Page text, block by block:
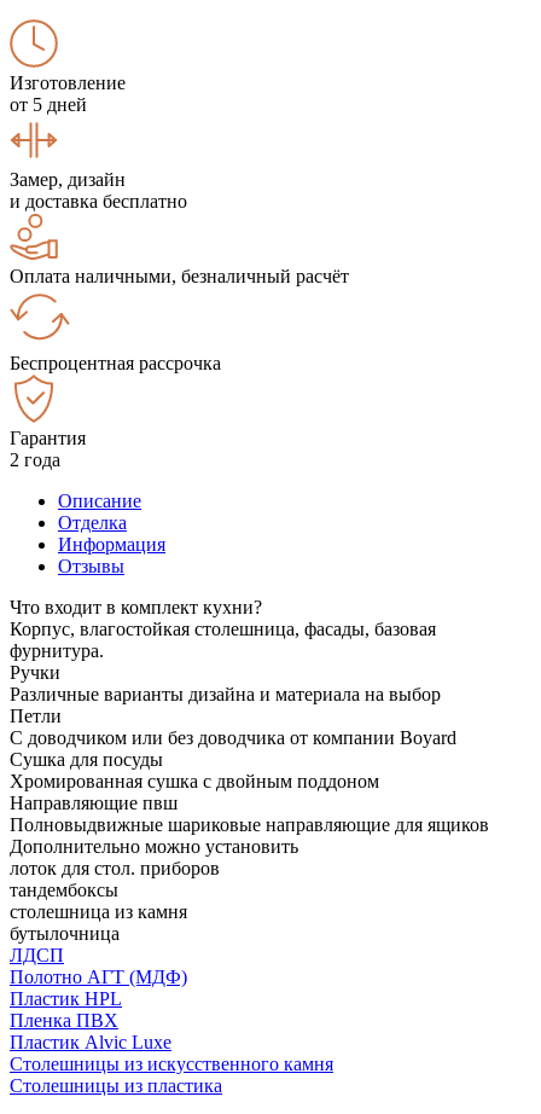
Изготовление
от 5 дней
Замер, дизайн
и доставка бесплатно
Оплата наличными, безналичный расчёт
Беспроцентная рассрочка
Гарантия
2 года
Описание
Отделка
Информация
Отзывы
Что входит в комплект кухни?
Корпус, влагостойкая столешница, фасады, базовая
фурнитура.
Ручки
Различные варианты дизайна и материала на выбор
Петли
С доводчиком или без доводчика от компании Boyard
Сушка для посуды
Хромированная сушка с двойным поддоном
Направляющие пвш
Полновыдвижные шариковые направляющие для ящиков
Дополнительно можно установить
лоток для стол. приборов
тандембоксы
столешница из камня
бутылочница
ЛДСП
Полотно АГТ (МДФ)
Пластик HPL
Пленка ПВХ
Пластик Alvic Luxe
Столешницы из искусственного камня
Столешницы из пластика